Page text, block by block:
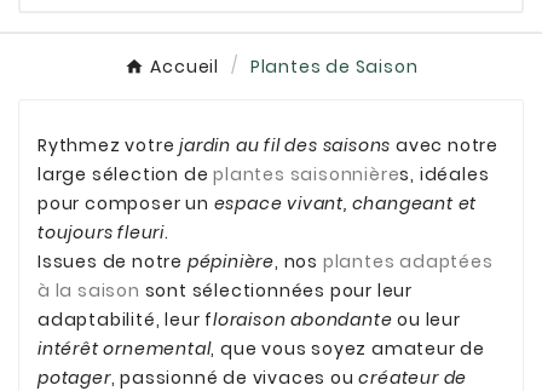
Accueil Plantes de Saison
Rythmez votre jardin au fil des saisons avec notre
large sélection deplantes saisonnières, idéales
pour composer un espace vivant, changeant et
toujours fleuri.
Issues de notre pépinière, nos plantes adaptées
à la saison sont sélectionnées pour leur
adaptabilité, leur floraison abondante ou leur
intérêt ornemental, que vous soyez amateur de
potager, passionné de vivaces oucréateur de